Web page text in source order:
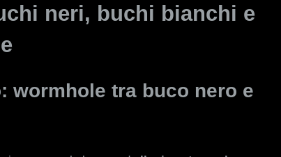
neri, buchi bianchi e
wormhole tra buco nero e